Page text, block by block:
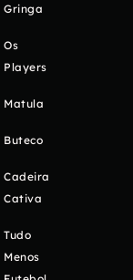
Gringa
Os
Players
Matula
Buteco
Cadeira
Cativa
Tudo
Menos